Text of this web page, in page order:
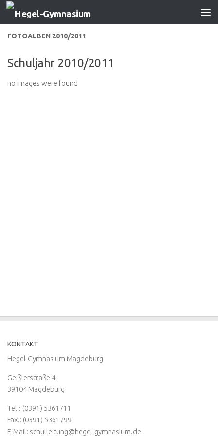
Zum Inhalt springen
FOTOALBEN 2010/2011
Schuljahr 2010/2011
no images were found
KONTAKT
Hegel-Gymnasium Magdeburg
Geißlerstraße 4
39104 Magdeburg
Tel.: (0391) 5361711
Fax.: (0391) 5361799
E-Mail: schulleitung@hegel-gymnasium.de